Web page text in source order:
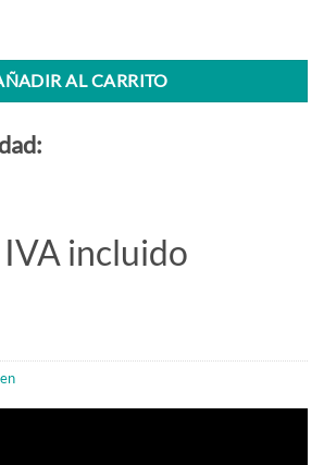
AL CARRITO
IVA incluido